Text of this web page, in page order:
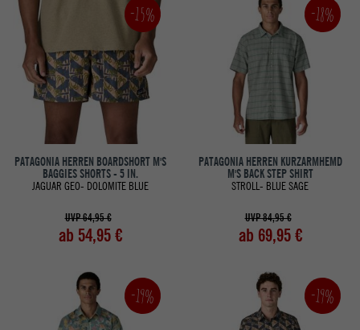
-15%
PATAGONIA HERREN BOARDSHORT M'S
BAGGIES SHORTS - 5 IN.
JAGUAR GEO- DOLOMITE BLUE
UVP 64,95 €
ab 54,95 €
-18%
PATAGONIA HERREN KURZARMHEMD
M'S BACK STEP SHIRT
STROLL- BLUE SAGE
UVP 84,95 €
ab 69,95 €
-19% -19%